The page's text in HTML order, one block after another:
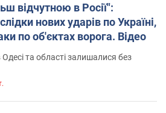
відчутною в Росії":
нових ударів по Україні,
по об'єктах ворога. Відео
та області залишалися без